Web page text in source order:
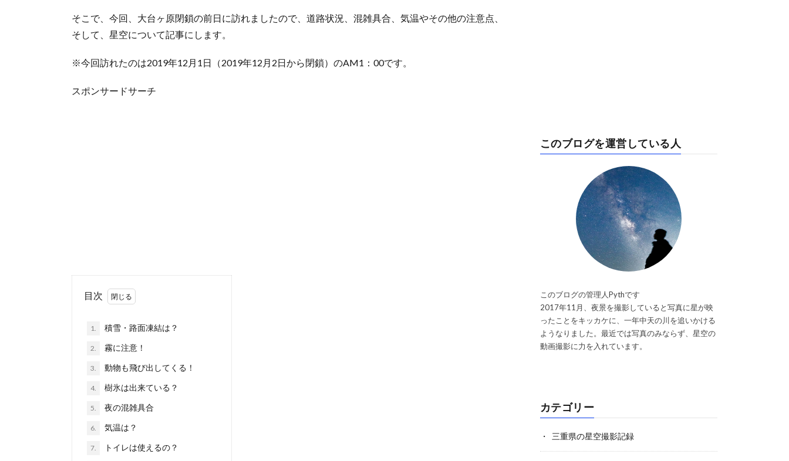
そこで、今回、大台ヶ原閉鎖の前日に訪れましたので、道路状況、混雑具合、気温やその他の注意点、
そして、星空について記事にします。
※今回訪れたのは2019年12月1日（2019年12月2日から閉鎖）のAM1：00です。
スポンサードサーチ
目次
1. 積雪・路面凍結は？
2. 霧に注意！
3. 動物も飛び出してくる！
4. 樹氷は出来ている？
5. 夜の混雑具合
6. 気温は？
7. トイレは使えるの？
このブログを運営している人
このブログの管理人Pythです
2017年11月、夜景を撮影していると写真に星が映
ったことをキッカケに、一年中天の川を追いかける
ようなりました。最近では写真のみならず、星空の
動画撮影に力を入れています。
カテゴリー
三重県の星空撮影記録